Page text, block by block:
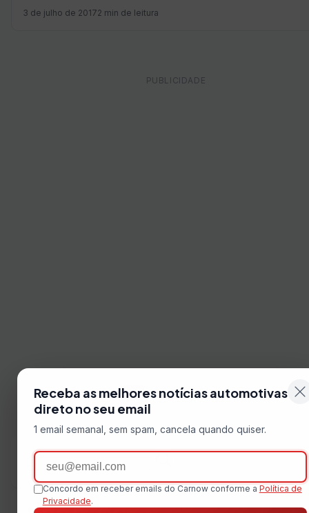
3 de julho de 20172 min de leitura
1 2 3 »
Buscar
por:
Receba as melhores notícias automotivas
direto no seu email
1 email semanal, sem spam, cancela quando quiser.
Email
Concordo em receber emails do Carnow conforme a Política de
Privacidade.